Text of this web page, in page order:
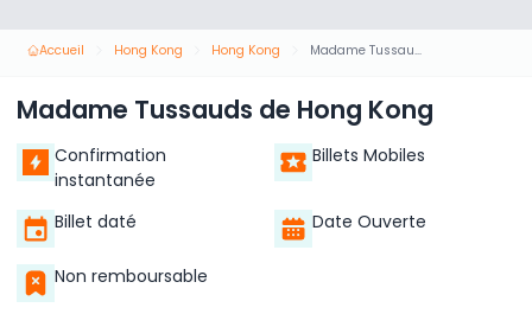
Accueil Hong Kong Hong Kong Madame Tussauds de Hong Kong
Madame Tussauds de Hong Kong
Confirmation
instantanée
Billets Mobiles
Billet daté Date Ouverte
Non remboursable